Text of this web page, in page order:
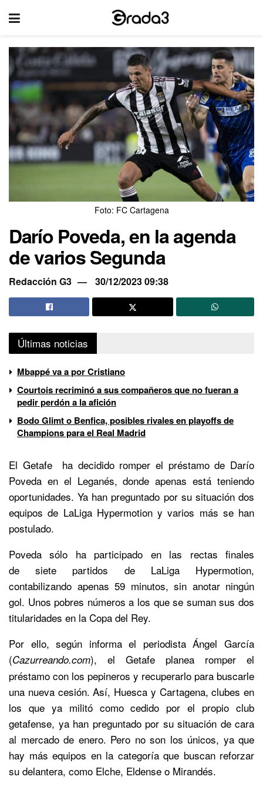
Foto: FC Cartagena
Darío Poveda, en la agenda
de varios Segunda
Redacción G3 30/12/2023 09:38
Últimas noticias
Mbappé va a por Cristiano
Courtois recriminó a sus compañeros que no fueran a
pedir perdón a la afición
Bodo Glimt o Benfica, posibles rivales en playoffs de
Champions para el Real Madrid
El Getafe ha decidido romper el préstamo de Darío
Poveda en el Leganés, donde apenas está teniendo
oportunidades. Ya han preguntado por su situación dos
equipos de LaLiga Hypermotion y varios más se han
postulado.
Poveda sólo ha participado en las rectas finales
de siete partidos de LaLiga Hypermotion,
contabilizando apenas 59 minutos, sin anotar ningún
gol. Unos pobres números a los que se suman sus dos
titularidades en la Copa del Rey.
Por ello, según informa el periodista Ángel García
(Cazurreando.com), el Getafe planea romper el
préstamo con los pepineros y recuperarlo para buscarle
una nueva cesión. Así, Huesca y Cartagena, clubes en
los que ya militó como cedido por el propio club
getafense, ya han preguntado por su situación de cara
al mercado de enero. Pero no son los únicos, ya que
hay más equipos en la categoría que buscan reforzar
su delantera, como Elche, Eldense o Mirandés.